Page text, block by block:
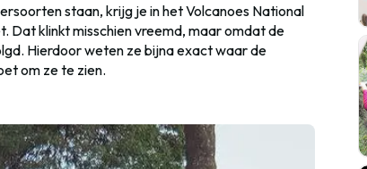
staan, krijg je in het Volcanoes National
Dat klinkt misschien vreemd, maar omdat de
Hierdoor weten ze bijna exact waar de
om ze te zien.